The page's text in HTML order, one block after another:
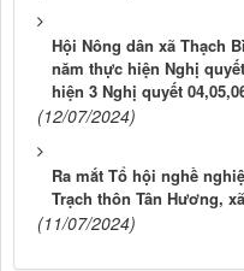
Hội Nông dân xã Thạch
năm thực hiện Nghị
hiện 3 Nghị quyết
(12/07/2024)
Ra mắt Tổ hội nghề
Trạch thôn Tân Hương,
(11/07/2024)